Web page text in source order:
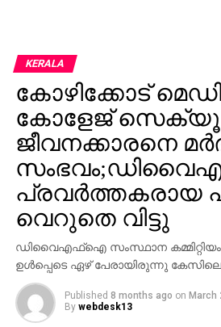
KERALA
കോഴിക്കോട്
കോളേജ്
ജീവനക്കാരനെ
പ്രവർത്തകരായ
വെറുതെ വിട്ടു
ഡിവൈഎഫ്ഐ സംസ്ഥാന
ഉൾപ്പെടെ ഏഴ് പേരായിരുന്നു
Published 8 months ago on March
By webdesk13